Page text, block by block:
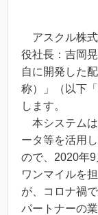
アスクル株式
役社長：吉岡
自に開発した
称）」（以下
します。
本システムは
ータ等を活用
ので、2020年
ワンマイルを
が、コロナ禍
パートナーの